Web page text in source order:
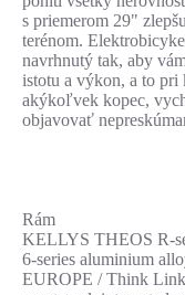
s priemerom 29"
terénom.
navrhnutý tak, aby
istotu a výkon, a to pri
akýkoľvek kopec,
objavovať
Rám
KELLYS THEOS R-
6-series aluminium
EUROPE / Think